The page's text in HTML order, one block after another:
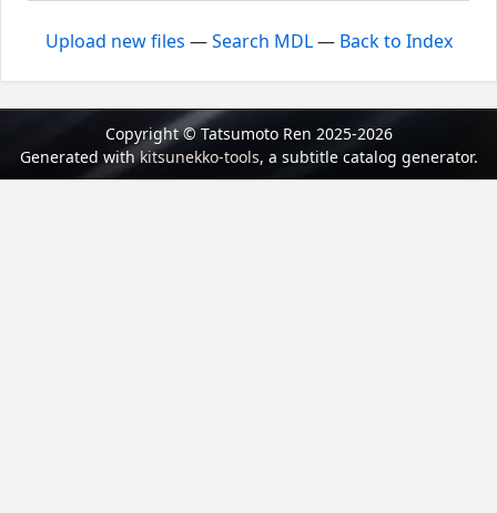
Upload new files —Search MDL— Back to Index
Copyright © Tatsumoto Ren 2025-2026
Generated withkitsunekko-tools, a subtitle catalog generator.